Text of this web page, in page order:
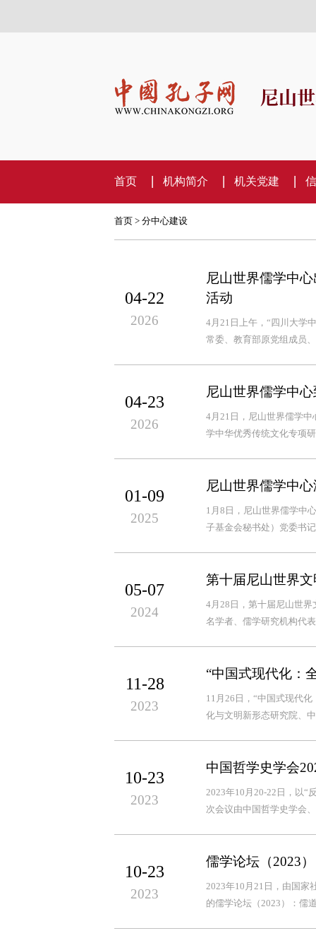
尼山
首页 机构简介 机关党建
首页> 分中心建设
04-22
2026
尼山世界儒学中
活动
4月21日上午，“四川大学
常委、教育部原党组成员
04-23
2026
尼山世界儒学中
4月21日，尼山世界儒学
学中华优秀传统文化专项
01-09
2025
尼山世界儒学中
1月8日，尼山世界儒学中
子基金会秘书处）党委书
05-07
2024
第十届尼山世界
4月28日，第十届尼山世
名学者、儒学研究机构代
11-28
2023
“中国式现代化：
11月26日，“中国式现代
化与文明新形态研究院、
10-23
2023
中国哲学史学会
2023年10月20-22日，以“
次会议由中国哲学史学会
10-23
2023
儒学论坛（2023
2023年10月21日，由国家
的儒学论坛（2023）：儒